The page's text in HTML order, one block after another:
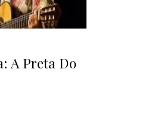
A Preta Do